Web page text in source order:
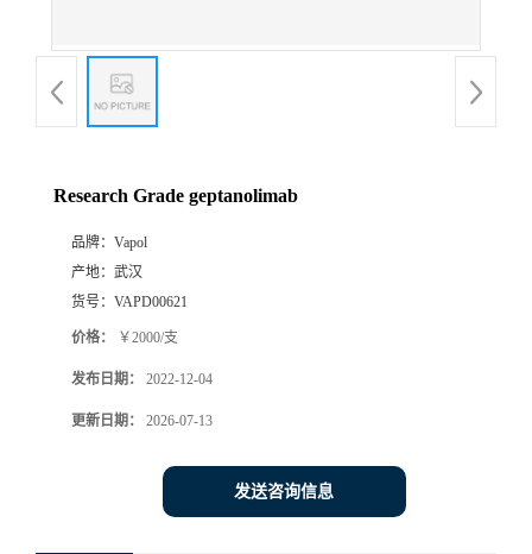
Research Grade geptanolimab
品牌： Vapol
产地： 武汉
货号： VAPD00621
价格： ￥2000/支
发布日期： 2022-12-04
更新日期： 2026-07-13
发送咨询信息